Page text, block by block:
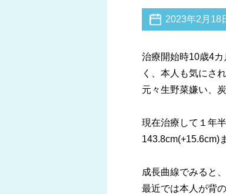
2023年2月18
治療開始時10歳4
く、本人も気にさ
元々生野菜嫌い、
現在治療して１年
143.8cm(+15.6cm)
成長曲線でみると
最近では本人が背